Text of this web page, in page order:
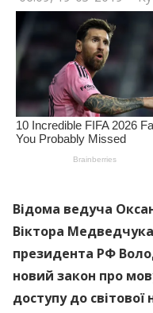
Відома ведуча
Віктора
президента РФ
новий закон про
доступу до